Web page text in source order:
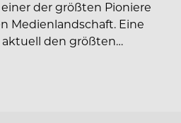
der größten Pioniere
Medienlandschaft. Eine
den größten…